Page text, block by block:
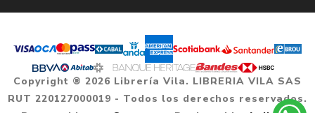
Copyright ® 2026 Librería Vila. LIBRERIA VILA SAS
RUT 220127000019 - Todos los derechos reservados.